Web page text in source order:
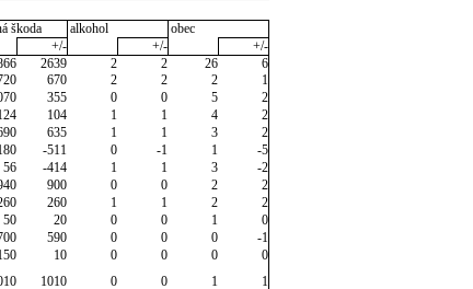
škoda alkohol
obec
+/- +/-
+/-
2639 2 2 26
6
670 2 2 2
1
355 0 0 5
2
104 1 1 4
2
635 1 1 3
2
-511 0 -1 1
-5
56 -414 1 1 3
-2
900 0 0 2
2
260 1 1 2
2
50 20 0 0 1
0
590 0 0 0
-1
10 0 0 0
0
1010 0 0 1
1